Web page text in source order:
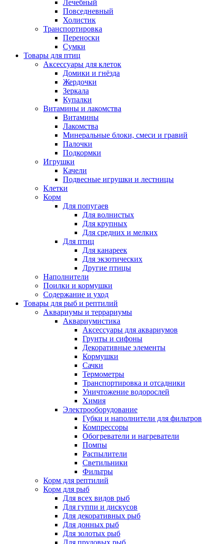
Лечебный
Повседневный
Холистик
Транспортировка
Переноски
Сумки
Товары для птиц
Аксессуары для клеток
Домики и гнёзда
Жердочки
Зеркала
Купалки
Витамины и лакомства
Витамины
Лакомства
Минеральные блоки, смеси и гравий
Палочки
Подкормки
Игрушки
Качели
Подвесные игрушки и лестницы
Клетки
Корм
Для попугаев
Для волнистых
Для крупных
Для средних и мелких
Для птиц
Для канареек
Для экзотических
Другие птицы
Наполнители
Поилки и кормушки
Содержание и уход
Товары для рыб и рептилий
Аквариумы и террариумы
Аквариумистика
Аксессуары для аквариумов
Грунты и сифоны
Декоративные элементы
Кормушки
Сачки
Термометры
Транспортировка и отсадники
Уничтожение водорослей
Химия
Электрооборудование
Губки и наполнители для фильтров
Компрессоры
Обогреватели и нагреватели
Помпы
Распылители
Светильники
Фильтры
Корм для рептилий
Корм для рыб
Для всех видов рыб
Для гуппи и дискусов
Для декоративных рыб
Для донных рыб
Для золотых рыб
Для прудовых рыб